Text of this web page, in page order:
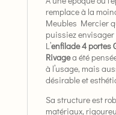
remplace à la
Meubles Mercier
puissiez
L’enfilade 4 portes
Rivagea été
à l’usage, mais
désirable et
Sa structure est
matériaux,